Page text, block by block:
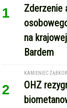
1
Zderzenie
na
Bardem
2
KAMIENIEC
OHZ